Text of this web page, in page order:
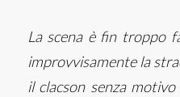
La scena è fin troppo
improvvisamente la
il clacson senza